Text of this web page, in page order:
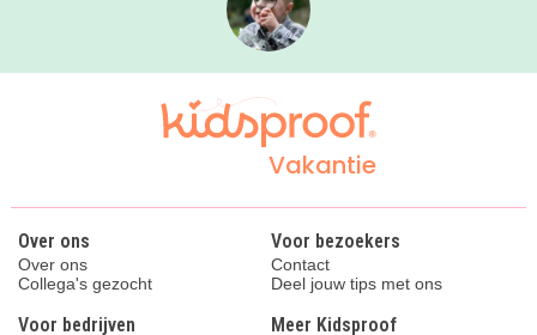
Vakantie
Over ons
Over ons
Collega's gezocht
Voor bezoekers
Contact
Deel jouw tips met ons
Voor bedrijven Meer Kidsproof